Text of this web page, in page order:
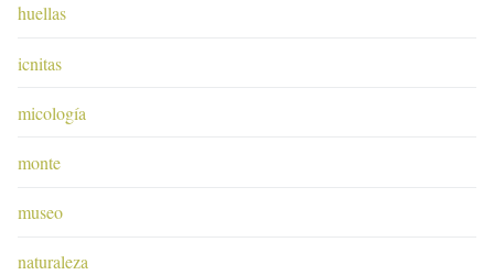
huellas
icnitas
micología
monte
museo
naturaleza